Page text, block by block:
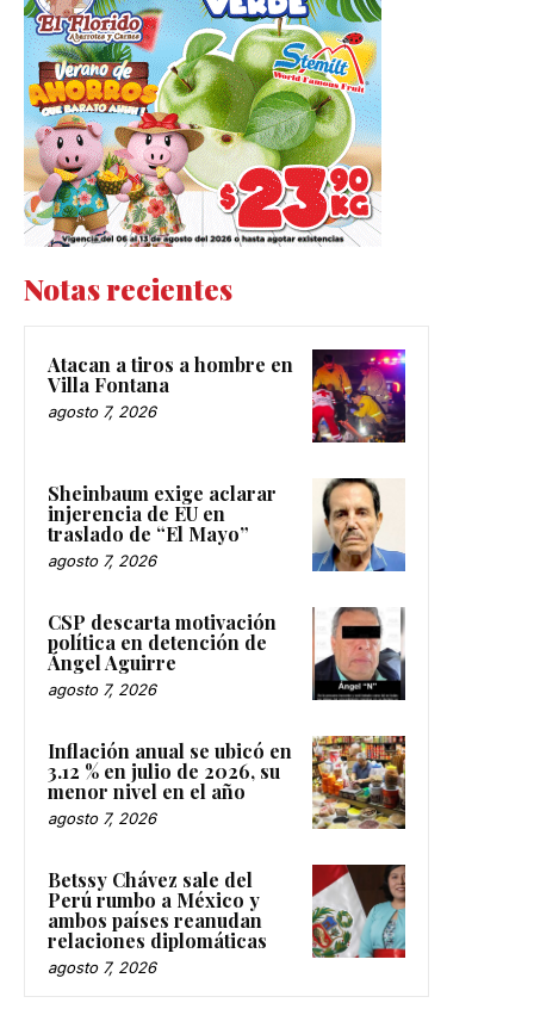
Notas recientes
Atacan a tiros a hombre en
Villa Fontana
agosto 7, 2026
Sheinbaum exige aclarar
injerencia de EU en
traslado de “El Mayo”
agosto 7, 2026
CSP descarta motivación
política en detención de
Ángel Aguirre
agosto 7, 2026
Inflación anual se ubicó en
3.12 % en julio de 2026, su
menor nivel en el año
agosto 7, 2026
Betssy Chávez sale del
Perú rumbo a México y
ambos países reanudan
relaciones diplomáticas
agosto 7, 2026